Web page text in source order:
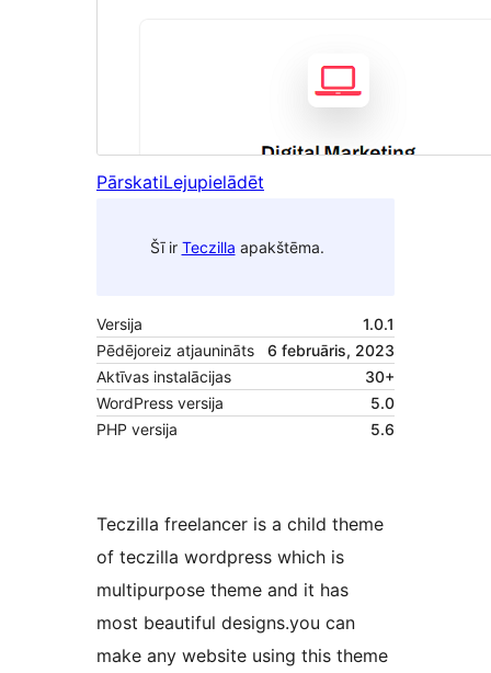
PārskatiLejupielādēt
Šī ir Teczilla apakštēma.
Versija
1.0.1
Pēdējoreiz atjaunināts
6 februāris, 2023
Aktīvas instalācijas
30+
WordPress versija
5.0
PHP versija
5.6
Teczilla freelancer is a child theme
of teczilla wordpress which is
multipurpose theme and it has
most beautiful designs.you can
make any website using this theme